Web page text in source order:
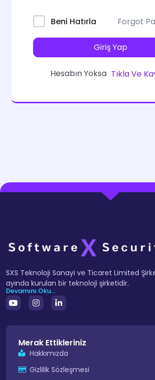
Beni Hatırla Forgot
Giriş Yap
Hesabın Yoksa Tıkla Ve
SXS Teknoloji Sanayi ve Ticaret Limited
ayında kurulan bir teknoloji şirketidir.
Devamını Oku...
Merak Ettikleriniz
Hakkımızda
Gizlilik Sözleşmesi